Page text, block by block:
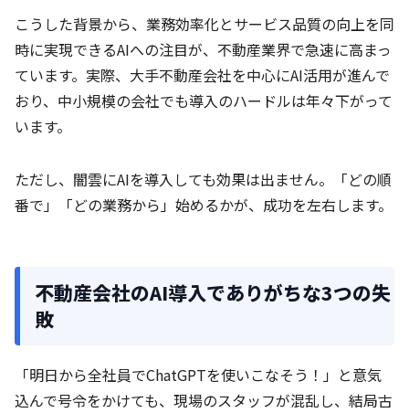
こうした背景から、業務効率化とサービス品質の向上を同
時に実現できるAIへの注目が、不動産業界で急速に高まっ
ています。実際、大手不動産会社を中心にAI活用が進んで
おり、中小規模の会社でも導入のハードルは年々下がって
います。
ただし、闇雲にAIを導入しても効果は出ません。「どの順
番で」「どの業務から」始めるかが、成功を左右します。
不動産会社のAI導入でありがちな3つの失
敗
「明日から全社員でChatGPTを使いこなそう！」と意気
込んで号令をかけても、現場のスタッフが混乱し、結局古